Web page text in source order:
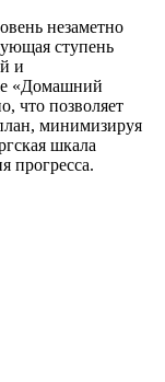
незаметно
ступень
и
«Домашний
что позволяет
минимизируя
шкала
прогресса.